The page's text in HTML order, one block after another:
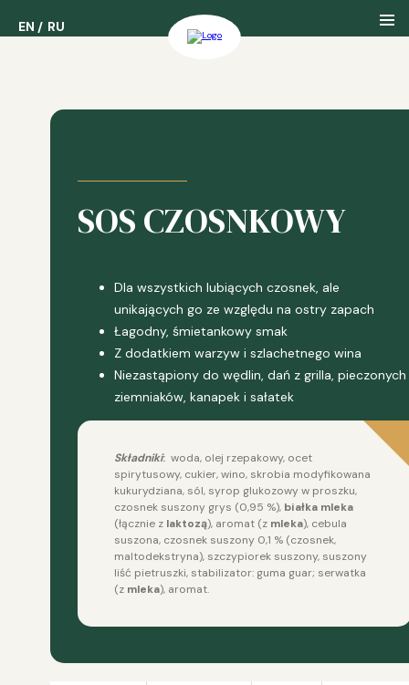
EN RU
EN RU
Nasza Historia
Nasze Nagrody
SOS CZOSNKOWY
Dla wszystkich lubiących czosnek, ale
unikających go ze względu na ostry zapach
Łagodny, śmietankowy smak
Z dodatkiem warzyw i szlachetnego wina
Niezastąpiony do wędlin, dań z grilla, pieczonych
ziemniaków, kanapek i sałatek
Składniki: woda, olej rzepakowy, ocet
spirytusowy, cukier, wino, skrobia modyfikowana
kukurydziana, sól, syrop glukozowy w proszku,
czosnek suszony grys (0,95 %), białka mleka
(łącznie z laktozą), aromat (z mleka), cebula
suszona, czosnek suszony 0,1 % (czosnek,
maltodekstryna), szczypiorek suszony, suszony
liść pietruszki, stabilizator: guma guar; serwatka
(z mleka), aromat.